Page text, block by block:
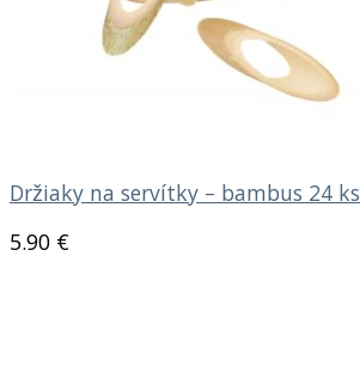
Držiaky na servítky – bambus 24 ks
5.90 €